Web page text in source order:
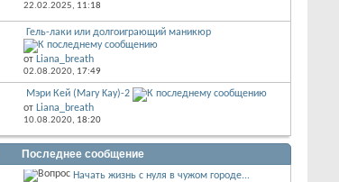
22.02.2025, 11:18
Гель-лаки или долгоиграющий маникюр
от Liana_breath
02.08.2020, 17:49
Мэри Кей (Mary Kay)-2
от Liana_breath
10.08.2020, 18:20
Последнее сообщение
Начать жизнь с нуля в чужом городе...